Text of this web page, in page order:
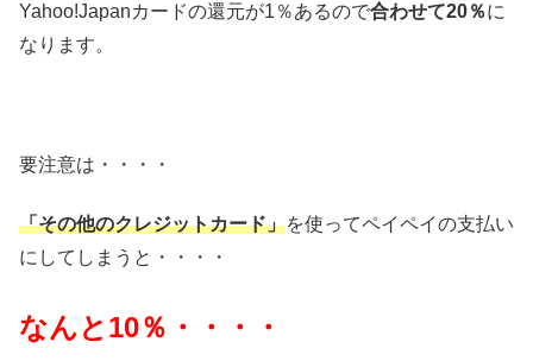
Yahoo!Japanカードの還元が1％あるので合わせて20％に
なります。
要注意は・・・・
「その他のクレジットカード」を使ってペイペイの支払い
にしてしまうと・・・・
なんと10％・・・・